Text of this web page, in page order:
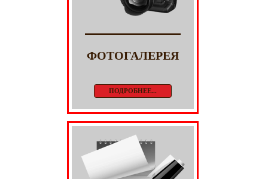
ФОТОГАЛЕРЕЯ
ПОДРОБНЕЕ...